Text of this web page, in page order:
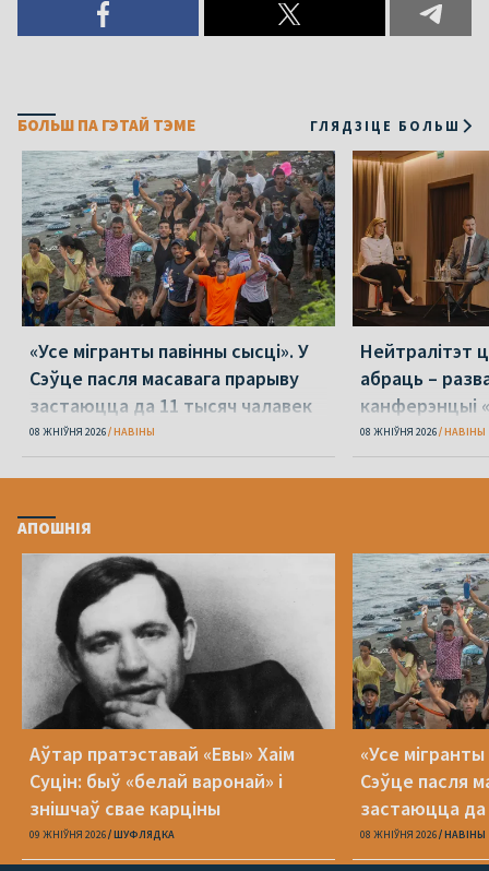
БОЛЬШ ПА ГЭТАЙ ТЭМЕ ГЛЯДЗІЦЕ БОЛЬШ
«Усе мігранты павінны сысці». У
Сэўце пасля масавага прарыву
застаюцца да 11 тысяч чалавек
08 ЖНІЎНЯ 2026 НАВІНЫ
Нейтралітэт
абраць –
канферэнцыі
08 ЖНІЎНЯ 2026 НАВІНЫ
АПОШНІЯ
Аўтар пратэставай «Евы» Хаім
Суцін: быў «белай варонай» і
знішчаў свае карціны
09 ЖНІЎНЯ 2026 ШУФЛЯДКА
«Усе
Сэўце пасля
застаюцца да
08 ЖНІЎНЯ 2026 НАВІНЫ